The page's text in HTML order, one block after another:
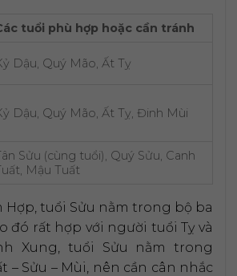
tuổi phù hợp hoặc cần tránh
Dậu, Quý Mão, Ất Tỵ
Dậu, Quý Mão, Ất Tỵ, Đinh Mùi
Sửu (cùng tuổi), Quý Sửu, Canh
Mậu Tuất
Hợp, tuổi Sửu nằm trong bộ ba
đó rất hợp với người tuổi Tỵ và
Xung, tuổi Sửu nằm trong
– Sửu – Mùi, nên cần cân nhắc